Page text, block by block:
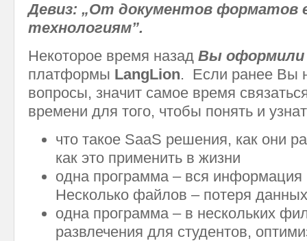
Девиз: „От документов форматов
технологиям”.
Некоторое время назад Вы
платформы LangLion. Если ранее Вы
вопросы, значит самое время
времени для того, чтобы понять и
что такое SaaS решения, как они
как это применить в жизни
одна программа – вся
Несколько файлов – потеря
одна программа – в нескольких
развлечения для студентов,